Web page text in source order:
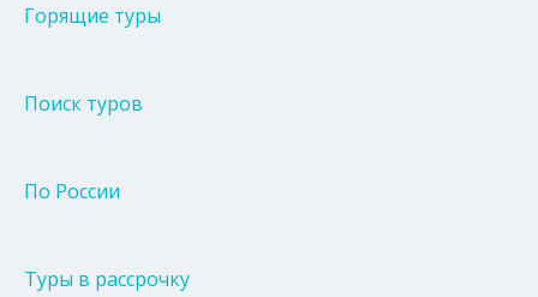
Горящие туры
Поиск туров
По России
Туры в рассрочку